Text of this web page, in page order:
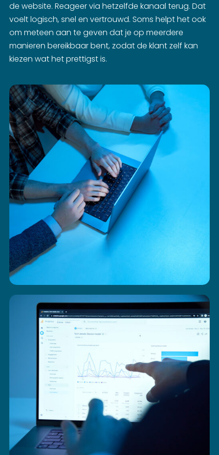
de website. Reageer via hetzelfde kanaal terug. Dat
voelt logisch, snel en vertrouwd. Soms helpt het ook
om meteen aan te geven dat je op meerdere
manieren bereikbaar bent, zodat de klant zelf kan
kiezen wat het prettigst is.